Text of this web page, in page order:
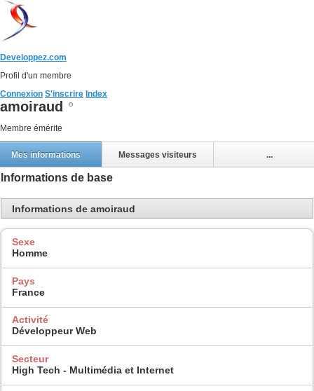
Developpez.com
Profil d'un membre
Connexion S'inscrire Index
amoiraud
Membre émérite
Mes informations Messages visiteurs ...
Informations de base
Informations de amoiraud
Sexe
Homme
Pays
France
Activité
Développeur Web
Secteur
High Tech - Multimédia et Internet